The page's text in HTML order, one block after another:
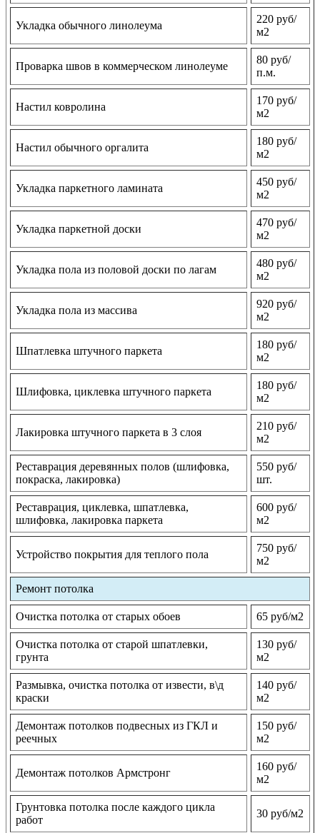
Укладка обычного линолеума
220 руб/
м2
Проварка швов в коммерческом линолеуме
80 руб/
п.м.
Настил ковролина
170 руб/
м2
Настил обычного оргалита
180 руб/
м2
Укладка паркетного ламината
450 руб/
м2
Укладка паркетной доски
470 руб/
м2
Укладка пола из половой доски по лагам
480 руб/
м2
Укладка пола из массива
920 руб/
м2
Шпатлевка штучного паркета
180 руб/
м2
Шлифовка, циклевка штучного паркета
180 руб/
м2
Лакировка штучного паркета в 3 слоя
210 руб/
м2
Реставрация деревянных полов (шлифовка,
покраска, лакировка)
550 руб/
шт.
Реставрация, циклевка, шпатлевка,
шлифовка, лакировка паркета
600 руб/
м2
Устройство покрытия для теплого пола
750 руб/
м2
Ремонт потолка
Очистка потолка от старых обоев 65 руб/м2
Очистка потолка от старой шпатлевки,
грунта
130 руб/
м2
Размывка, очистка потолка от извести, в\д
краски
140 руб/
м2
Демонтаж потолков подвесных из ГКЛ и
реечных
150 руб/
м2
Демонтаж потолков Армстронг
160 руб/
м2
Грунтовка потолка после каждого цикла
работ
30 руб/м2